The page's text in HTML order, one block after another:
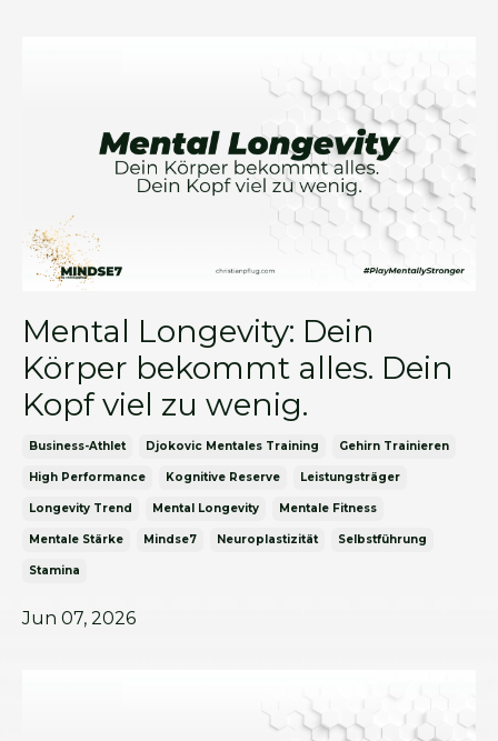
Mental Longevity: Dein
Körper bekommt alles. Dein
Kopf viel zu wenig.
Business-Athlet Djokovic Mentales Training Gehirn Trainieren
High Performance Kognitive Reserve Leistungsträger
Longevity Trend Mental Longevity Mentale Fitness
Mentale Stärke Mindse7 Neuroplastizität Selbstführung
Stamina
Jun 07, 2026